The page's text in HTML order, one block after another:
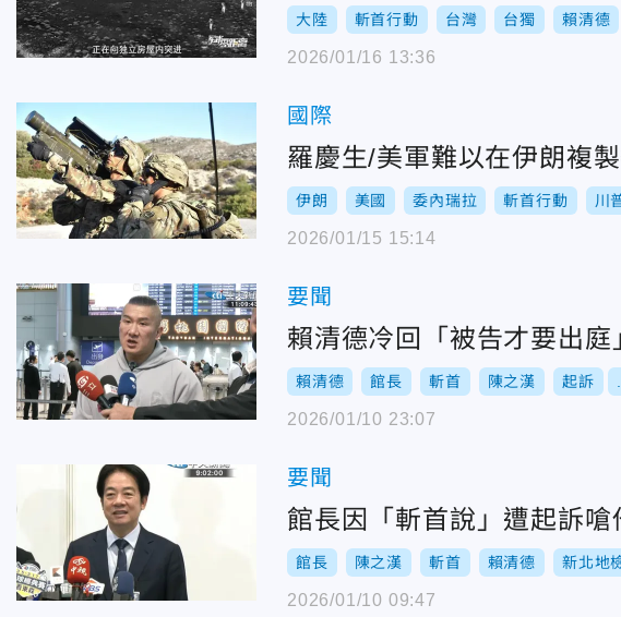
大陸 斬首行動 台灣 台獨 賴清德
2026/01/16 13:36
國際
羅慶生/美軍難以在伊朗複
伊朗 美國 委內瑞拉 斬首行動 川
2026/01/15 15:14
要聞
賴清德冷回「被告才要出
賴清德 館長 斬首 陳之漢 起訴
2026/01/10 23:07
要聞
館長因「斬首說」遭起訴
館長 陳之漢 斬首 賴清德 新北地
2026/01/10 09:47